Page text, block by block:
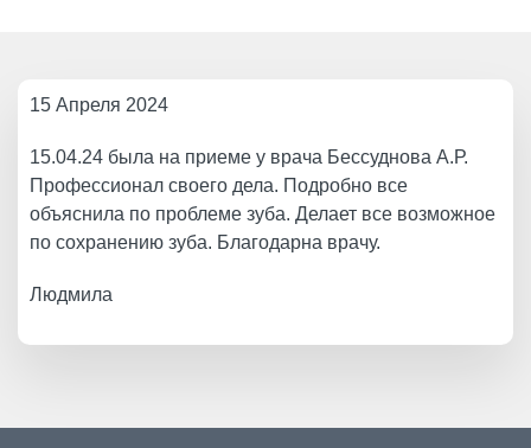
15 Апреля 2024
15.04.24 была на приеме у врача Бессуднова А.Р.
Профессионал своего дела. Подробно все
объяснила по проблеме зуба. Делает все возможное
по сохранению зуба. Благодарна врачу.
Людмила